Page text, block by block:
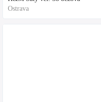
Ostrava